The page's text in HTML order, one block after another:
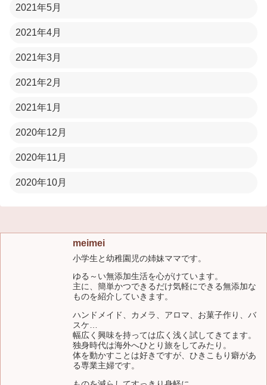
2021年5月
2021年4月
2021年3月
2021年2月
2021年1月
2020年12月
2020年11月
2020年10月
meimei
小学生と幼稚園児の姉妹ママです。
ゆる～い無添加生活を心がけています。
主に、簡単かつできるだけ気軽にできる無添加な
ものを紹介していきます。
ハンドメイド、カメラ、アロマ、お菓子作り、バ
スケ…
幅広く興味を持っては広く浅く試してきてます。
独身時代は海外へひとり旅をしてみたり。
体を動かすことは好きですが、ひきこもり癖があ
る専業主婦です。